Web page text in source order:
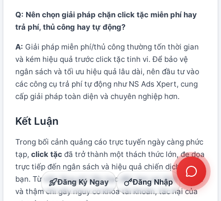
Q: Nên chọn giải pháp chặn click tặc miễn phí hay
trả phí, thủ công hay tự động?
A: Giải pháp miễn phí/thủ công thường tốn thời gian
và kém hiệu quả trước click tặc tinh vi. Để bảo vệ
ngân sách và tối ưu hiệu quả lâu dài, nên đầu tư vào
các công cụ trả phí tự động như NS Ads Xpert, cung
cấp giải pháp toàn diện và chuyên nghiệp hơn.
Kết Luận
Trong bối cảnh quảng cáo trực tuyến ngày càng phức
tạp, click tặc đã trở thành một thách thức lớn, đe dọa
trực tiếp đến ngân sách và hiệu quả chiến dịch của
bạn. Từ việc lãng phí tiền bạc đến làm sai lệch dữ liệu
và thậm chí gây nguy cơ khóa tài khoản, tác hại của
Đăng Ký Ngay Đăng Nhập